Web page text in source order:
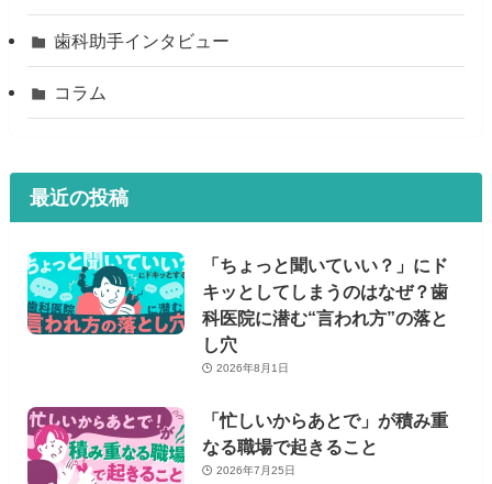
歯科助手インタビュー
コラム
最近の投稿
「ちょっと聞いていい？」にド
キッとしてしまうのはなぜ？歯
科医院に潜む“言われ方”の落と
し穴
2026年8月1日
「忙しいからあとで」が積み重
なる職場で起きること
2026年7月25日